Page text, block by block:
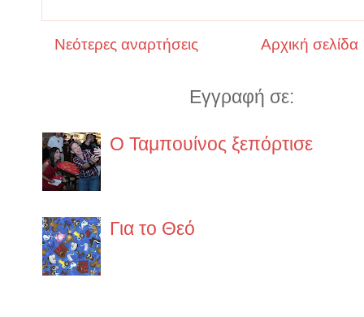
Νεότερες αναρτήσεις Αρχική σελίδα
Εγγραφή σε:
Ο Ταμπουίνος ξεπόρτισε
Για το Θεό